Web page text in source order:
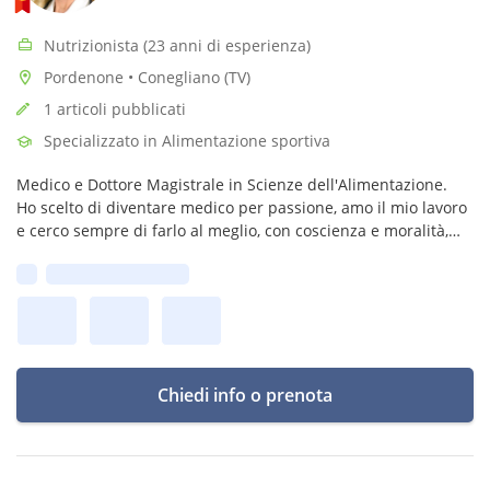
Nutrizionista (23 anni di esperienza)
Pordenone • Conegliano (TV)
1 articoli pubblicati
Specializzato in Alimentazione sportiva
Medico e Dottore Magistrale in Scienze dell'Alimentazione.
Ho scelto di diventare medico per passione, amo il mio lavoro
e cerco sempre di farlo al meglio, con coscienza e moralità,
Chiedi info o prenota